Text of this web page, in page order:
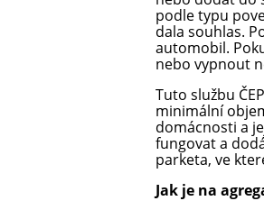
podle typu
dala souhlas.
automobil.
nebo vypnout
Tuto službu
minimální
domácnosti a
fungovat a
parketa, ve
Jak je na